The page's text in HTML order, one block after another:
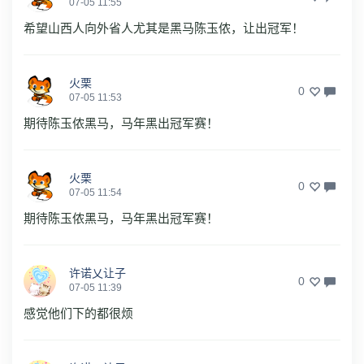
07-05 11:55
希望山西人向外省人尤其是黑马陈玉侬，让出冠军！
火栗
07-05 11:53 0
期待陈玉侬黑马，马年黑出冠军赛！
火栗
07-05 11:54 0
期待陈玉侬黑马，马年黑出冠军赛！
许诺乂让子
07-05 11:39 0
感觉他们下的都很烦